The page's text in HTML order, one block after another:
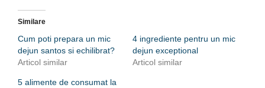
Similare
Cum poti prepara un mic
dejun santos si echilibrat?
Articol similar
4 ingrediente pentru un mic
dejun exceptional
Articol similar
5 alimente de consumat la